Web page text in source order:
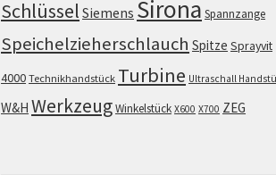
Schlüssel Siemens Sirona Spannzange
Speichelzieherschlauch Spitze Sprayvit
4000 Technikhandstück Turbine Ultraschall
W&H WerkzeugWinkelstück X600 X700 ZEG